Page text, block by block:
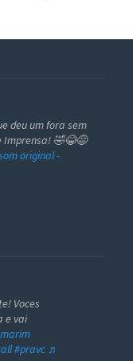
deu um fora sem
Imprensa! 🤣😂😅
original -
Voces
e vai
#pravc ♬